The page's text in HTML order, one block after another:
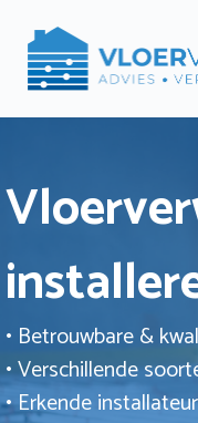
naar
• Betrouwbare &
• Verschillende
• Erkende